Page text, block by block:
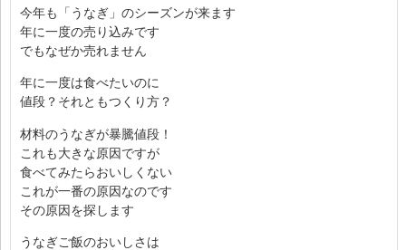
今年も「うなぎ」のシーズンが来ます
年に一度の売り込みです
でもなぜか売れません
年に一度は食べたいのに
値段？それともつくり方？
材料のうなぎが暴騰値段！
これも大きな原因ですが
食べてみたらおいしくない
これが一番の原因なのです
その原因を探します
うなぎご飯のおいしさは